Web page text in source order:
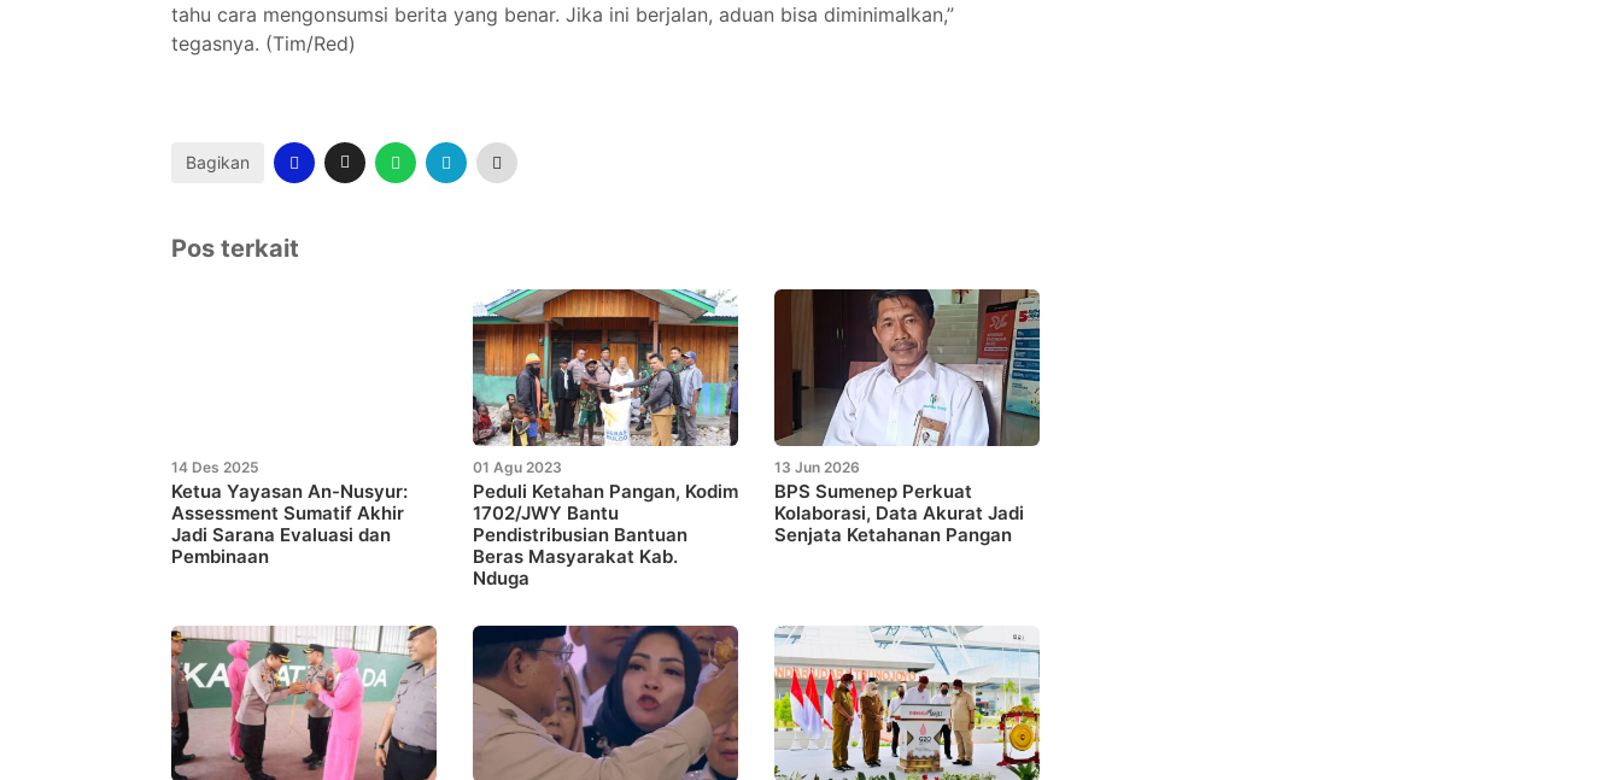
tahu cara mengonsumsi berita yang benar. Jika ini berjalan, aduan bisa diminimalkan,”
tegasnya. (Tim/Red)
Bagikan
Pos terkait
14 Des 2025
Ketua Yayasan An-Nusyur:
Assessment Sumatif Akhir
Jadi Sarana Evaluasi dan
Pembinaan
01 Agu 2023
Peduli Ketahan Pangan, Kodim
1702/JWY Bantu
Pendistribusian Bantuan
Beras Masyarakat Kab.
Nduga
13 Jun 2026
BPS Sumenep Perkuat
Kolaborasi, Data Akurat Jadi
Senjata Ketahanan Pangan